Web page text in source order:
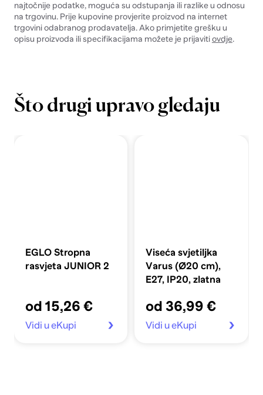
najtočnije podatke, moguća su odstupanja ili razlike u odnosu
na trgovinu. Prije kupovine provjerite proizvod na internet
trgovini odabranog prodavatelja. Ako primjetite grešku u
opisu proizvoda ili specifikacijama možete je prijavitiovdje.
Što drugi upravo gledaju
EGLO Stropna
rasvjeta JUNIOR 2
od 15,26 €
Vidi u eKupi
Viseća svjetiljka
Varus (Ø20 cm),
E27, IP20, zlatna
od 36,99 €
Vidi u eKupi